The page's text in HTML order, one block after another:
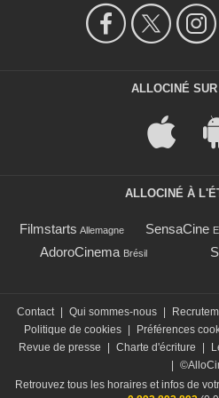
ALLOCINÉ
ALLOCINÉ À
Filmstarts Allemagne SensaCine
AdoroCinema Brésil
Contact Qui sommes-nous
Politique de cookies
Préférences
Revue de presse
Charte d'écriture
Retrouvez tous les horaires et infos de